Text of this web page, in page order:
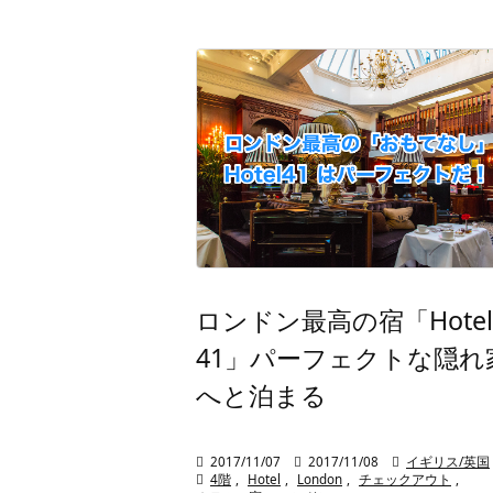
ロンドン最高の宿「Hotel
41」パーフェクトな隠れ
へと泊まる
 2017/11/07  2017/11/08  イギリス/英国
 4階 , Hotel , London , チェックアウト ,